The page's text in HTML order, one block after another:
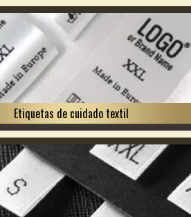
Etiquetas de cuidado textil